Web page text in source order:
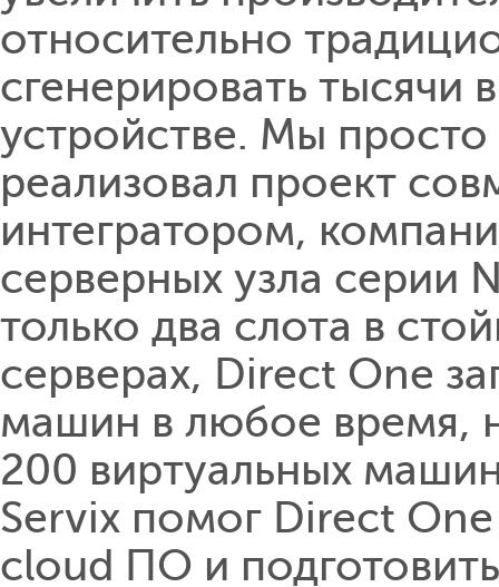
относительно
сгенерировать
устройстве. Мы
реализовал проект
интегратором,
серверных узла серии
только два слота в
серверах, Direct One
машин в любое время,
200 виртуальных
Servix помог Direct
cloud ПО и